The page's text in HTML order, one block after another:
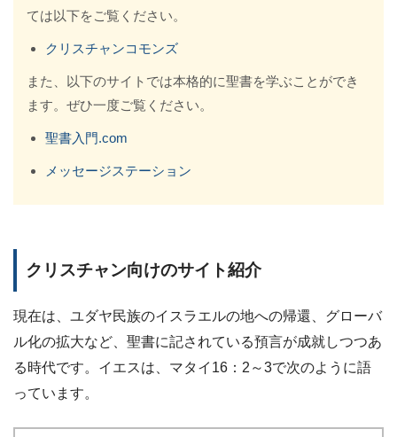
ては以下をご覧ください。
クリスチャンコモンズ
また、以下のサイトでは本格的に聖書を学ぶことができ
ます。ぜひ一度ご覧ください。
聖書入門.com
メッセージステーション
クリスチャン向けのサイト紹介
現在は、ユダヤ民族のイスラエルの地への帰還、グローバ
ル化の拡大など、聖書に記されている預言が成就しつつあ
る時代です。イエスは、マタイ16：2～3で次のように語
っています。